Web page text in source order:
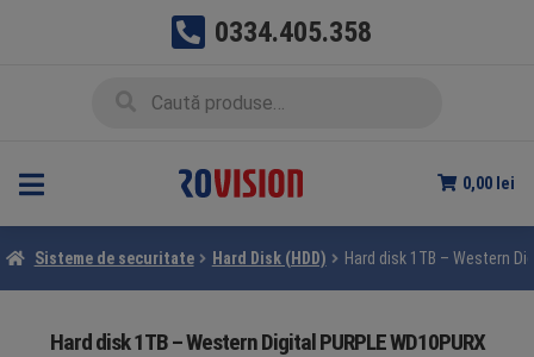
0334.405.358
0,00 lei
Sisteme de securitate Hard Disk (HDD) Hard disk 1TB – Western
Hard disk 1TB – Western Digital PURPLE WD10PURX